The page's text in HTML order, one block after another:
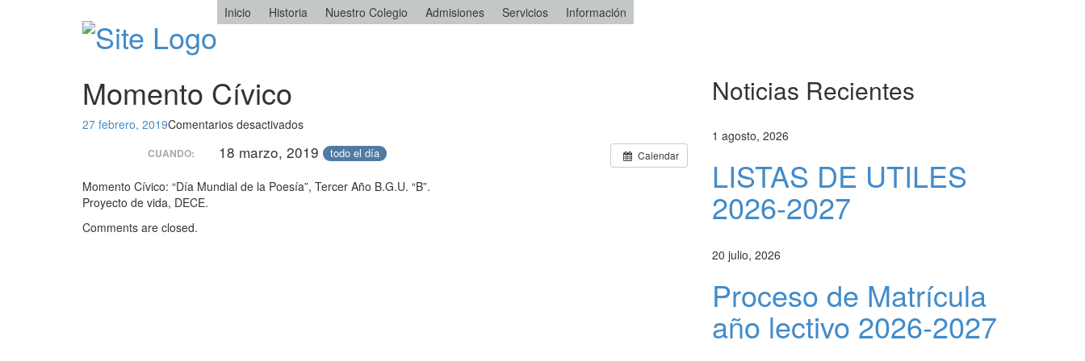
Inicio Historia Nuestro Colegio Admisiones Servicios Información
Momento Cívico
27 febrero, 2019Comentarios desactivadosen
Cívico
Calendar
CUANDO: 18 marzo, 2019 todo el día
Momento Cívico: “Día Mundial de la Poesía”, Tercer Año B.G.U. “B”.
Proyecto de vida, DECE.
Comments are closed.
Noticias Recientes
1 agosto, 2026
LISTAS DE UTILES
2026-2027
20 julio, 2026
Proceso de Matrícula
año lectivo 2026-2027